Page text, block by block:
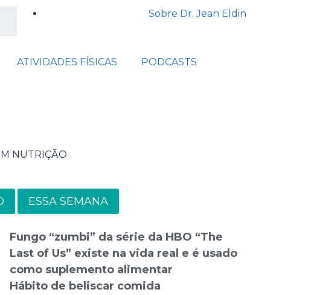
Sobre Dr. Jean Eldin
ATIVIDADES FÍSICAS PODCASTS
NUTRIÇÃO
ESSA SEMANA
Fungo “zumbi” da série da HBO “The
Last of Us” existe na vida real e é usado
como suplemento alimentar
Hábito de beliscar comida